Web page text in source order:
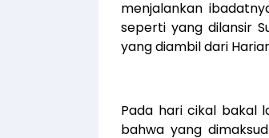
menjalankan
seperti yang dilansir
yang diambil dari
Pada hari cikal bakal
bahwa yang